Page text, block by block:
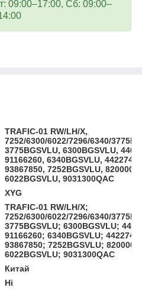
09:00–17:00, Сб: 09:00–
TRAFIC-01 RW/LH/X,
7252/6300/6022/7296/6340/
3775BGSVLU, 6300BGSVLU,
91166260, 6340BGSVLU, 4422748,
93867850, 7252BGSVLU,
6022BGSVLU, 9031300QAC
XYG
TRAFIC-01 RW/LH/X;
7252/6300/6022/7296/6340/
3775BGSVLU; 6300BGSVLU;
91166260; 6340BGSVLU; 4422748;
93867850; 7252BGSVLU;
6022BGSVLU; 9031300QAC
Китай
Ні